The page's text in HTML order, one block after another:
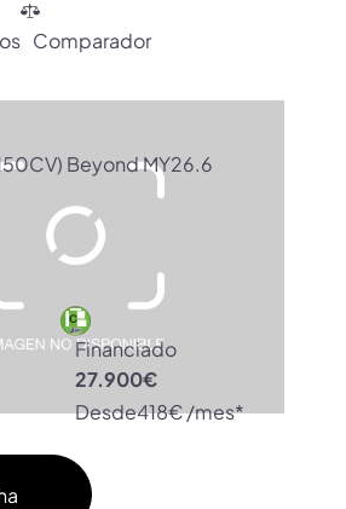
Comparador
Beyond MY26.6
Financiado
27.900€
Desde418€ /mes*